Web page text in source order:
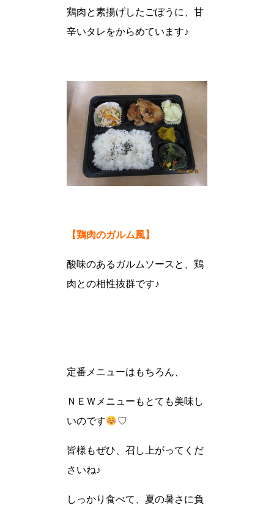
鶏肉と素揚げしたごぼうに、甘
辛いタレをからめています♪
【鶏肉のガルム風】
酸味のあるガルムソースと、鶏
肉との相性抜群です♪
定番メニューはもちろん、
ＮＥＷメニューもとても美味し
いのです
♡
皆様もぜひ、召し上がってくだ
さいね♪
しっかり食べて、夏の暑さに負